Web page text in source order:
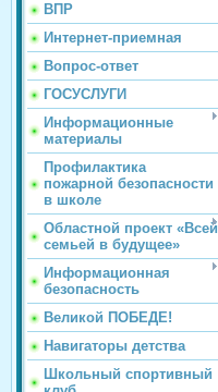
ВПР
Интернет-приемная
Вопрос-ответ
ГОСУСЛУГИ
Информационные
материалы
Профилактика
пожарной безопасности
в школе
Областной проект «Всей
семьей в будущее»
Информационная
безопасность
Великой ПОБЕДЕ!
Навигаторы детства
Школьный спортивный